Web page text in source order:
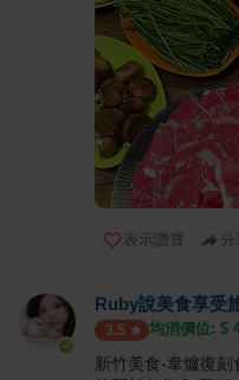
表示讚賞 分
Ruby說美食享受
3.5 均消價位: $
新竹美食-韋爐復